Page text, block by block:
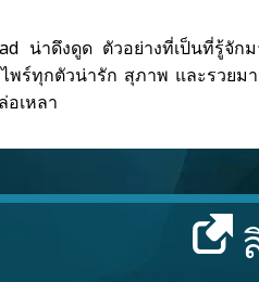
น่าดึงดูด ตัวอย่างที่เป็นที่รู้จั
ร์ทุกตัวน่ารัก สุภาพ และรวยม
เหลา